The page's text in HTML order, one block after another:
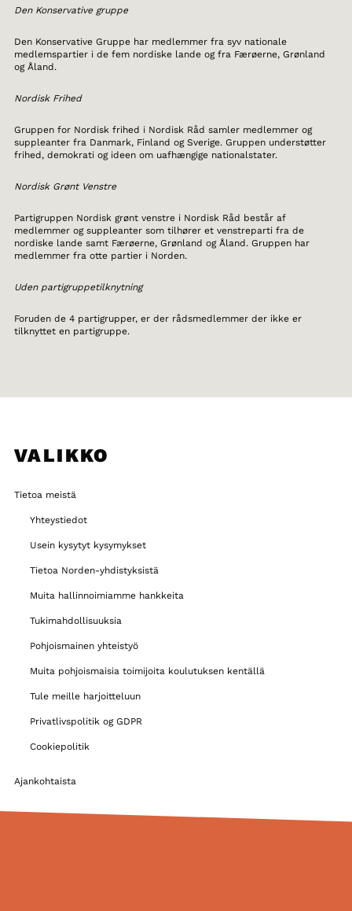
VALIKKO
Tietoa meistä
Yhteystiedot
Usein kysytyt kysymykset
Tietoa Norden-yhdistyksistä
Muita hallinnoimiamme hankkeita
Tukimahdollisuuksia
Pohjoismainen yhteistyö
Muita pohjoismaisia toimijoita koulutuksen kentällä
Tule meille harjoitteluun
Privatlivspolitik og GDPR
Cookiepolitik
Ajankohtaista
Den Konservative gruppe
Den Konservative Gruppe har medlemmer fra syv nationale
medlemspartier i de fem nordiske lande og fra Færøerne, Grønland
og Åland.
Nordisk Frihed
Gruppen for Nordisk frihed i Nordisk Råd samler medlemmer og
suppleanter fra Danmark, Finland og Sverige. Gruppen understøtter
frihed, demokrati og ideen om uafhængige nationalstater.
Nordisk Grønt Venstre
Partigruppen Nordisk grønt venstre i Nordisk Råd består af
medlemmer og suppleanter som tilhører et venstreparti fra de
nordiske lande samt Færøerne, Grønland og Åland. Gruppen har
medlemmer fra otte partier i Norden.
Uden partigruppetilknytning
Foruden de 4 partigrupper, er der rådsmedlemmer der ikke er
tilknyttet en partigruppe.